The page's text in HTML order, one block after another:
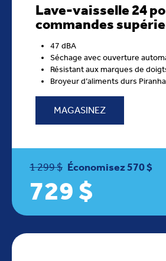
Lave-vaisselle 24
commandes
47 dBA
Séchage avec ouverture
Résistant aux marques de
Broyeur d’aliments durs Piranha
MAGASINEZ
1 299 $ Économisez 570 $
729 $